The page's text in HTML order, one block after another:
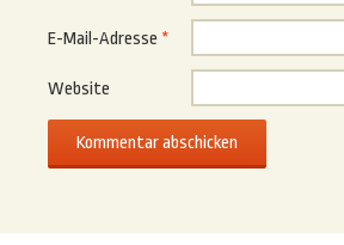
E-Mail-Adresse *
Website